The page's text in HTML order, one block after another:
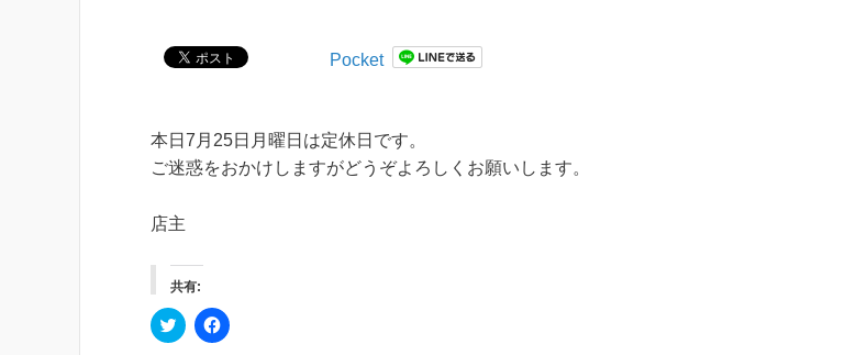
Pocket
本日7月25日月曜日は定休日です。
ご迷惑をおかけしますがどうぞよろしくお願いします。
店主
共有:
ク
リ
F
a